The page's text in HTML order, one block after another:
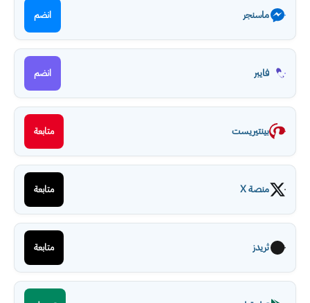
ماسنجر انضم
فايبر انضم
بينتيريست متابعة
منصة X متابعة
ثريدز متابعة